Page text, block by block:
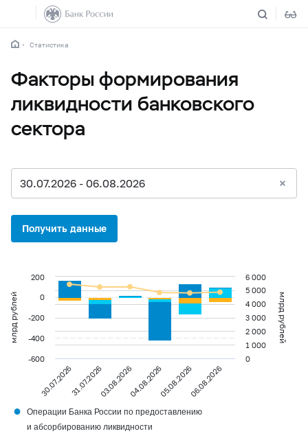
Статистика
Факторы формирования
ликвидности банковского
сектора
30.07.2026 - 06.08.2026
Получить данные
млрд рублей млрд рублей
30.07.202631.07.202603.08.202604.08.202605.08.202606.08.2026
-600
-400
-200
0
200
0
1 000
2 000
3 000
4 000
5 000
6 000
●
Операции Банка России по предоставлению
и абсорбированию ликвидности